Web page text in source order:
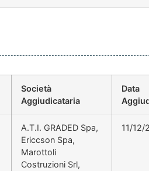
Società
Aggiudicataria
Data
A.T.I. GRADED Spa,
Ericcson Spa,
Marottoli
Costruzioni Srl,
11/12/